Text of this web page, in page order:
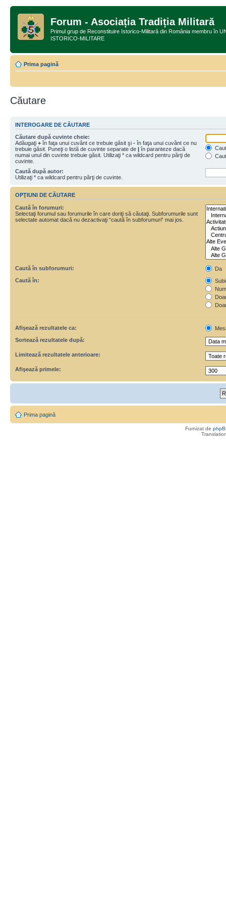
Forum - Asociația Tradiția Militară
Primul grup de Reconstituire Istorico-Militară din România membru în
ISTORICO-MILITARE
Prima pagină
Căutare
INTEROGARE DE CĂUTARE
Căutare după cuvinte cheie:
Adăugaţi + în faţa unui cuvânt ce trebuie găsit şi - în faţa unui cuvânt ce nu
trebuie găsit. Puneţi o listă de cuvinte separate de | în paranteze dacă
numai unul din cuvinte trebuie găsit. Utilizaţi * ca wildcard pentru părţi de
cuvinte.
Caută după autor:
Utilizaţi * ca wildcard pentru părţi de cuvinte.
OPŢIUNI DE CĂUTARE
Caută în forumuri:
Selectaţi forumul sau forumurile în care doriţi să căutaţi. Subforumurile sunt
selectate automat dacă nu dezactivaţi “caută în subforumuri“ mai jos.
Caută în subforumuri:
Da
Caută în:
Afişează rezultatele ca:
Sortează rezultatele după:
Limitează rezultatele anterioare:
Afişează primele:
Prima pagină
Furnizat de